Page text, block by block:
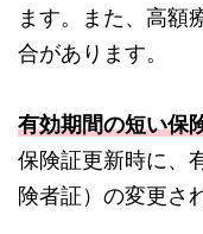
ます。また、高額
合があります。
有効期間の短い保
保険証更新時に、
険者証）の変更さ